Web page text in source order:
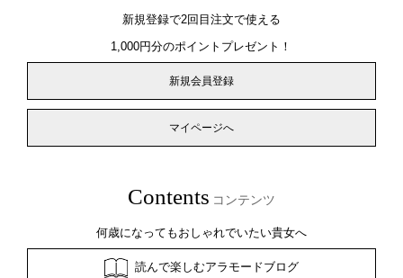
新規登録で2回目注文で使える
1,000円分のポイントプレゼント！
新規会員登録
マイページへ
Contents コンテンツ
何歳になってもおしゃれでいたい貴女へ
読んで楽しむアラモードブログ